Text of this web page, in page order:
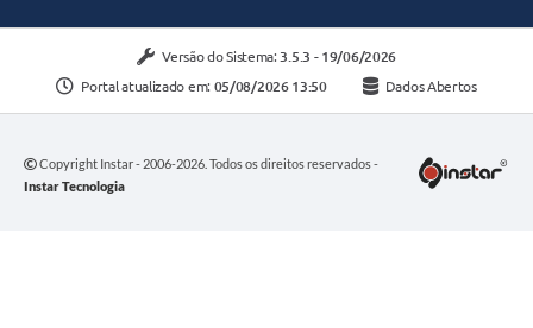
Versão do Sistema: 3.5.3 - 19/06/2026
Portal atualizado em: 05/08/2026 13:50 Dados Abertos
Copyright Instar - 2006-2026. Todos os direitos reservados -
Instar Tecnologia